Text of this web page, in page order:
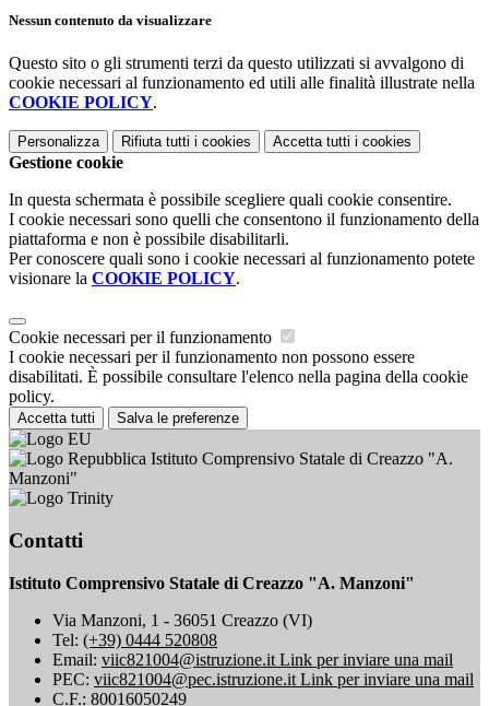
Nessun contenuto da visualizzare
Questo sito o gli strumenti terzi da questo utilizzati si avvalgono di
cookie necessari al funzionamento ed utili alle finalità illustrate nella
COOKIE POLICY.
Personalizza Rifiuta tutti i cookies Accetta tutti i cookies
Gestione cookie
In questa schermata è possibile scegliere quali cookie consentire.
I cookie necessari sono quelli che consentono il funzionamento della
piattaforma e non è possibile disabilitarli.
Per conoscere quali sono i cookie necessari al funzionamento potete
visionare la COOKIE POLICY.
Cookie necessari per il funzionamento
I cookie necessari per il funzionamento non possono essere
disabilitati. È possibile consultare l'elenco nella pagina della cookie
policy.
Accetta tutti Salva le preferenze
Istituto Comprensivo Statale di Creazzo "A.
Manzoni"
Contatti
Istituto Comprensivo Statale di Creazzo "A. Manzoni"
Via Manzoni, 1 - 36051 Creazzo (VI)
Tel: (+39) 0444 520808
Email: viic821004@istruzione.it Link per inviare una mail
PEC: viic821004@pec.istruzione.it Link per inviare una mail
C.F.: 80016050249